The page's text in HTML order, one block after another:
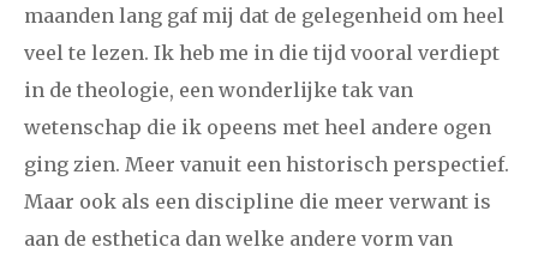
maanden lang gaf mij dat de gelegenheid om heel
veel te lezen. Ik heb me in die tijd vooral verdiept
in de theologie, een wonderlijke tak van
wetenschap die ik opeens met heel andere ogen
ging zien. Meer vanuit een historisch perspectief.
Maar ook als een discipline die meer verwant is
aan de esthetica dan welke andere vorm van